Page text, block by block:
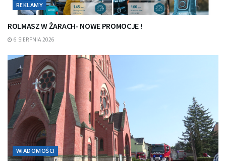
REKLAMY
ROLMASZ W ŻARACH- NOWE PROMOCJE !
6 SIERPNIA 2026
WIADOMOŚCI